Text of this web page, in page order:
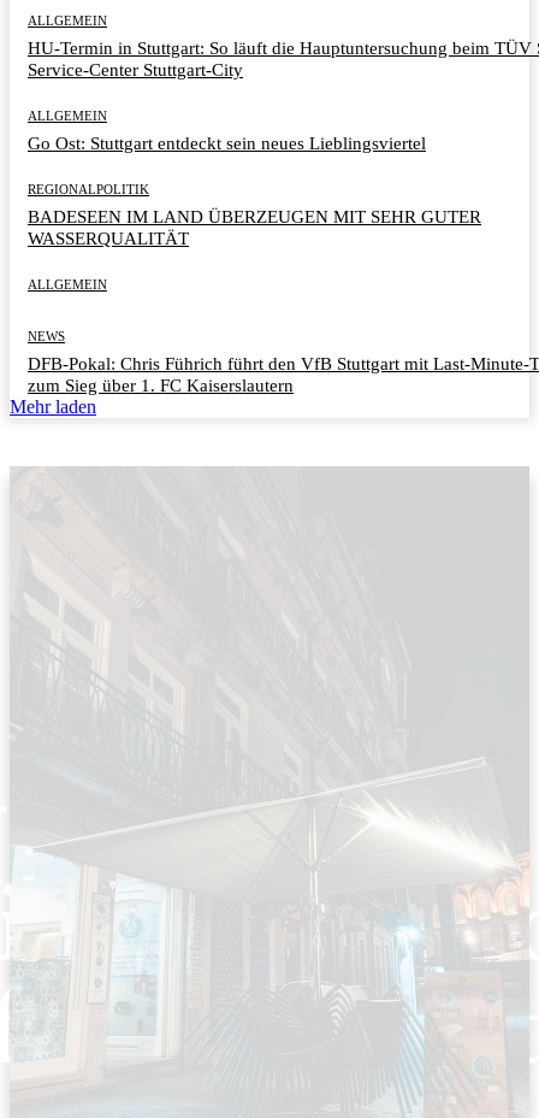
ALLGEMEIN
HU-Termin in Stuttgart: So läuft die Hauptuntersuchung beim TÜV
Service-Center Stuttgart-City
ALLGEMEIN
Go Ost: Stuttgart entdeckt sein neues Lieblingsviertel
REGIONALPOLITIK
BADESEEN IM LAND ÜBERZEUGEN MIT SEHR GUTER
WASSERQUALITÄT
ALLGEMEIN
NEWS
DFB-Pokal: Chris Führich führt den VfB Stuttgart mit Last-Minute-
zum Sieg über 1. FC Kaiserslautern
Mehr laden